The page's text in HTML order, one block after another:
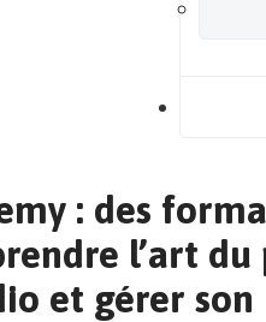
: des
l’art
et gérer son